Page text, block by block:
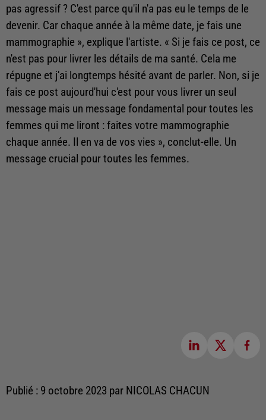
pas agressif ? C'est parce qu'il n'a pas eu le temps de le
devenir. Car chaque année à la même date, je fais une
mammographie », explique l'artiste. « Si je fais ce post, ce
n'est pas pour livrer les détails de ma santé. Cela me
répugne et j'ai longtemps hésité avant de parler. Non, si je
fais ce post aujourd'hui c'est pour vous livrer un seul
message mais un message fondamental pour toutes les
femmes qui me liront : faites votre mammographie
chaque année. Il en va de vos vies », conclut-elle. Un
message crucial pour toutes les femmes.
Publié : 9 octobre 2023 par NICOLAS CHACUN